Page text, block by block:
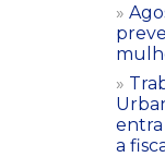
entra
a